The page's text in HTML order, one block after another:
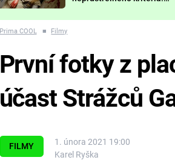
nejvíc zvednou tep?
Prima COOL ■ Filmy
FILMY
1. února 2021 19:00
Karel Ryška
První fotky z
účast Strážců